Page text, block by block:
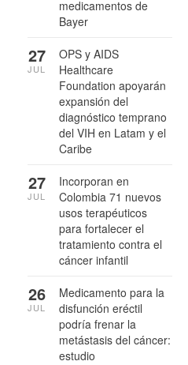
medicamentos de
Bayer
OPS y AIDS
Healthcare
Foundation apoyarán
expansión del
diagnóstico temprano
del VIH en Latam y el
Caribe
27
JUL
Incorporan en
Colombia 71 nuevos
usos terapéuticos
para fortalecer el
tratamiento contra el
cáncer infantil
27
JUL
Medicamento para la
disfunción eréctil
podría frenar la
metástasis del cáncer:
estudio
26
JUL